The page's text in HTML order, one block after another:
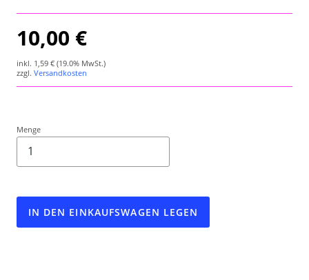
Wetterstation
Hygrometer
Über uns
10,00 €
inkl. 1,59 € (19.0% MwSt.)
zzgl. Versandkosten
Menge
IN DEN EINKAUFSWAGEN LEGEN